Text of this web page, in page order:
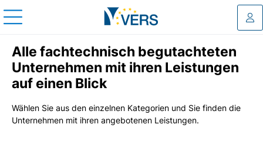
Alle fachtechnisch begutachteten
Unternehmen mit ihren Leistungen
auf einen Blick
Wählen Sie aus den einzelnen Kategorien und Sie finden die
Unternehmen mit ihren angebotenen Leistungen.